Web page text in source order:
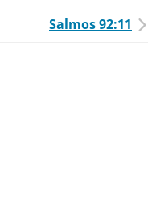
Salmos 92:11